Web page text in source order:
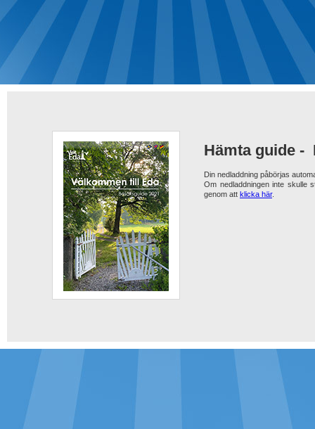
Hämta guide -
Din nedladdning påbörjas
Om nedladdningen inte skulle
genom att klicka här.